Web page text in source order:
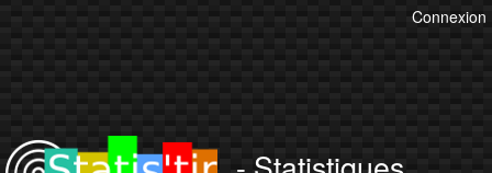
Connexion